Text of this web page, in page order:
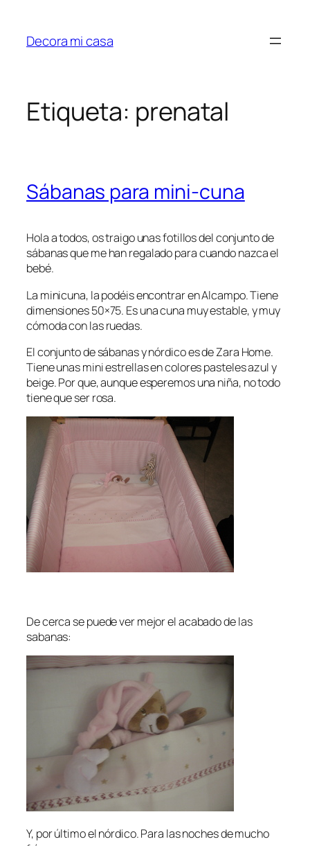
contenido
Decora mi casa
Etiqueta: prenatal
Sábanas para mini-cuna
Hola a todos, os traigo unas fotillos del conjunto de
sábanas que me han regalado para cuando nazca el
bebé.
La minicuna, la podéis encontrar en Alcampo. Tiene
dimensiones 50×75. Es una cuna muy estable, y muy
cómoda con las ruedas.
El conjunto de sábanas y nórdico es de Zara Home.
Tiene unas mini estrellas en colores pasteles azul y
beige. Por que, aunque esperemos una niña, no todo
tiene que ser rosa.
De cerca se puede ver mejor el acabado de las
sabanas:
Y, por último el nórdico. Para las noches de mucho